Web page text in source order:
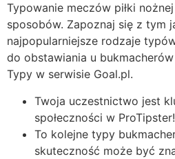
Typowanie meczów piłki
sposobów. Zapoznaj się z tym
najpopularniejsze rodzaje
do obstawiania u
Typy w serwisie Goal.pl.
Twoja uczestnictwo jest
społeczności w ProTipster!
To kolejne typy
skuteczność może być